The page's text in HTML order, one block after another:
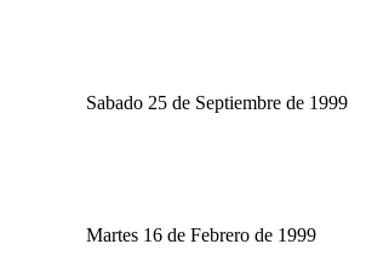
Sabado 25 de Septiembre de 1999
Martes 16 de Febrero de 1999